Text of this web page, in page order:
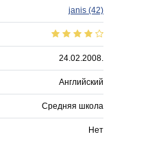
janis (42)
24.02.2008.
Английский
Средняя школа
Нет